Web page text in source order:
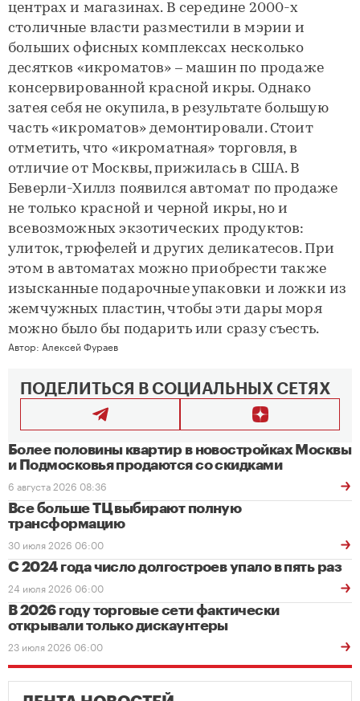
центрах и магазинах. В середине 2000-х
столичные власти разместили в мэрии и
больших офисных комплексах несколько
десятков «икроматов» – машин по продаже
консервированной красной икры. Однако
затея себя не окупила, в результате большую
часть «икроматов» демонтировали. Стоит
отметить, что «икроматная» торговля, в
отличие от Москвы, прижилась в США. В
Беверли-Хиллз появился автомат по продаже
не только красной и черной икры, но и
всевозможных экзотических продуктов:
улиток, трюфелей и других деликатесов. При
этом в автоматах можно приобрести также
изысканные подарочные упаковки и ложки из
жемчужных пластин, чтобы эти дары моря
можно было бы подарить или сразу съесть.
Автор: Алексей Фураев
ПОДЕЛИТЬСЯ В СОЦИАЛЬНЫХ СЕТЯХ
Более половины квартир в новостройках Москвы
и Подмосковья продаются со скидками
6 августа 2026 08:36
Все больше ТЦ выбирают полную
трансформацию
30 июля 2026 06:00
С 2024 года число долгостроев упало в пять раз
24 июля 2026 06:00
В 2026 году торговые сети фактически
открывали только дискаунтеры
23 июля 2026 06:00